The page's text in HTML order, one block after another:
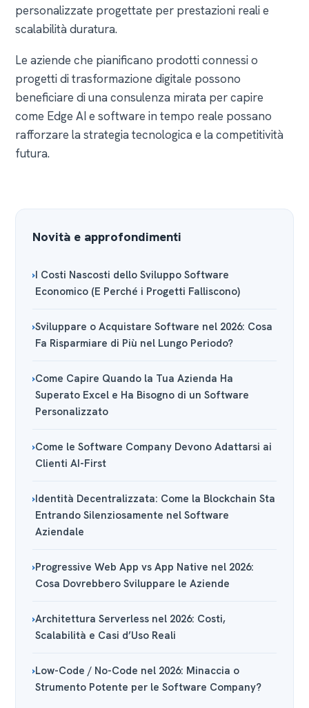
personalizzate progettate per prestazioni reali e
scalabilità duratura.
Le aziende che pianificano prodotti connessi o
progetti di trasformazione digitale possono
beneficiare di una consulenza mirata per capire
come Edge AI e software in tempo reale possano
rafforzare la strategia tecnologica e la competitività
futura.
Novità e approfondimenti
I Costi Nascosti dello Sviluppo Software
Economico (E Perché i Progetti Falliscono)
Sviluppare o Acquistare Software nel 2026: Cosa
Fa Risparmiare di Più nel Lungo Periodo?
Come Capire Quando la Tua Azienda Ha
Superato Excel e Ha Bisogno di un Software
Personalizzato
Come le Software Company Devono Adattarsi ai
Clienti AI-First
Identità Decentralizzata: Come la Blockchain Sta
Entrando Silenziosamente nel Software
Aziendale
Progressive Web App vs App Native nel 2026:
Cosa Dovrebbero Sviluppare le Aziende
Architettura Serverless nel 2026: Costi,
Scalabilità e Casi d’Uso Reali
Low-Code / No-Code nel 2026: Minaccia o
Strumento Potente per le Software Company?